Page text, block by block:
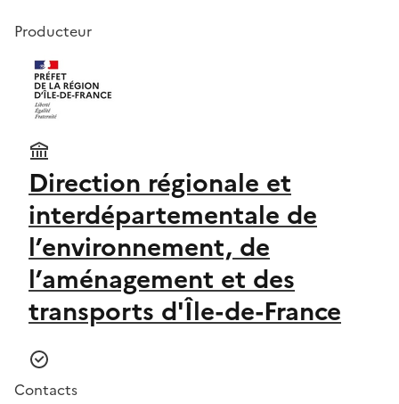
Producteur
Direction régionale et
interdépartementale de
l’environnement, de
l’aménagement et des
transports d'Île-de-France
Contacts